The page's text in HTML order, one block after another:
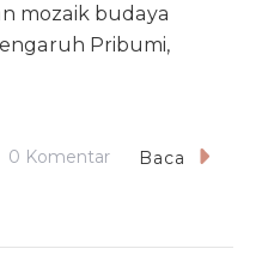
mozaik budaya
Pribumi,
0 KomentarPadaBaca